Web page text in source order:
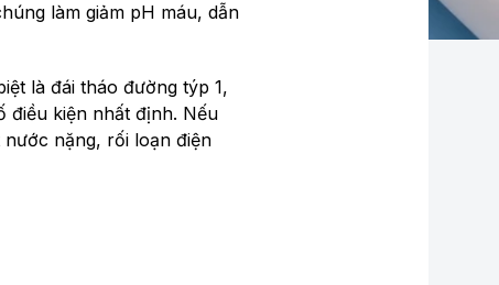
làm giảm pH máu, dẫn
là đái tháo đường týp 1,
điều kiện nhất định. Nếu
nặng, rối loạn điện